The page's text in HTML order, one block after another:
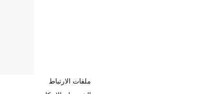
ملفات الارتباط